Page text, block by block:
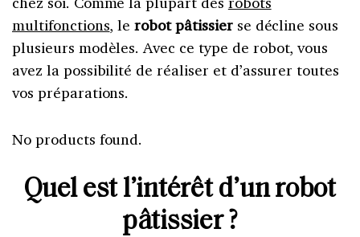
multifonctions, lerobot pâtissierse décline sous
plusieurs modèles. Avec ce type de robot, vous
avez la possibilité de réaliser et d’assurer toutes
vos préparations.
No products found.
Quel est l’intérêt d’un robot
pâtissier ?